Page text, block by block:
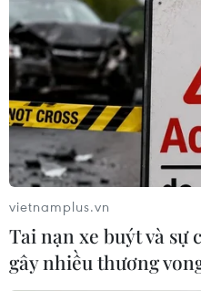
vietnamplus.vn
Tai nạn xe buýt và sự
gây nhiều thương